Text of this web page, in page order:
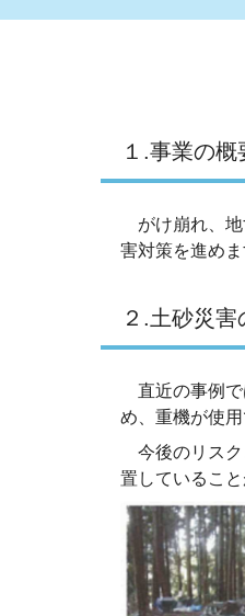
１.事業の概
がけ崩れ、地
害対策を進めま
２.土砂災
直近の事例で
め、重機が使
今後のリスク
置しているこ